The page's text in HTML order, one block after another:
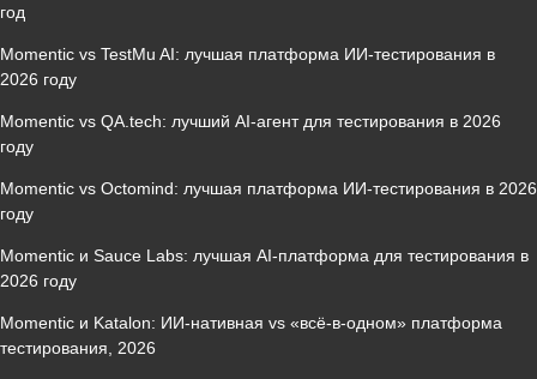
год
Momentic vs TestMu AI: лучшая платформа ИИ‑тестирования в
2026 году
Momentic vs QA.tech: лучший AI‑агент для тестирования в 2026
году
Momentic vs Octomind: лучшая платформа ИИ‑тестирования в 2026
году
Momentic и Sauce Labs: лучшая AI‑платформа для тестирования в
2026 году
Momentic и Katalon: ИИ‑нативная vs «всё‑в‑одном» платформа
тестирования, 2026